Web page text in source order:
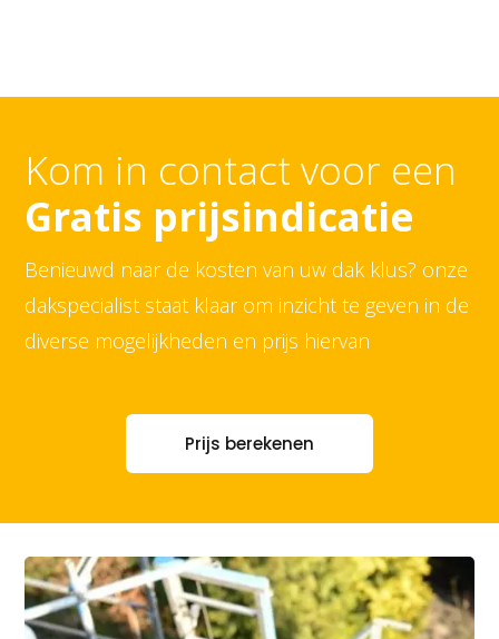
Kom in contact voor een
Gratis prijsindicatie
Benieuwd naar de kosten van uw dak klus? onze
dakspecialist staat klaar om inzicht te geven in de
diverse mogelijkheden en prijs hiervan
Prijs berekenen